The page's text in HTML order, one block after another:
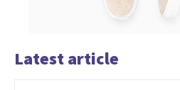
Latest article